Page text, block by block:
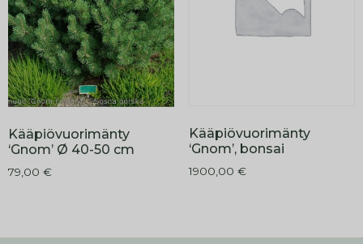
Kääpiövuorimänty
‘Gnom’ Ø 40-50 cm
79,00 €
Kääpiövuorimänty
‘Gnom’, bonsai
1900,00 €